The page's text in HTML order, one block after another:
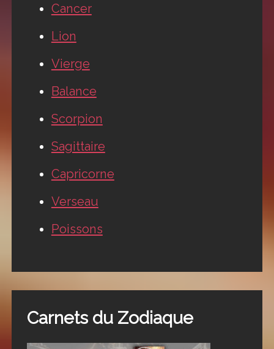
Cancer
Lion
Vierge
Balance
Scorpion
Sagittaire
Capricorne
Verseau
Poissons
Carnets du Zodiaque